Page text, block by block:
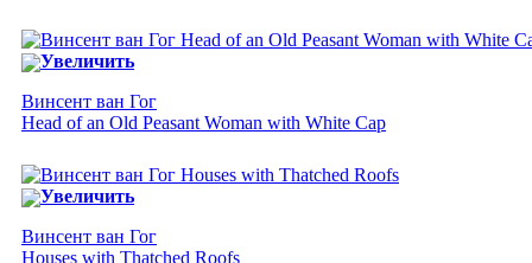
Увеличить
Винсент ван Гог
Head of an Old Peasant Woman with White Cap
Увеличить
Винсент ван Гог
Houses with Thatched Roofs